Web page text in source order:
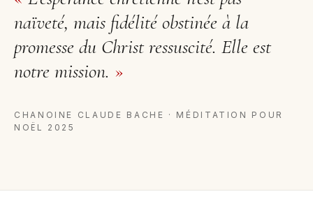
naïveté, mais fidélité obstinée à la
promesse du Christ ressuscité. Elle est
notre mission. »
CHANOINE CLAUDE BACHE · MÉDITATION POUR
NOËL 2025